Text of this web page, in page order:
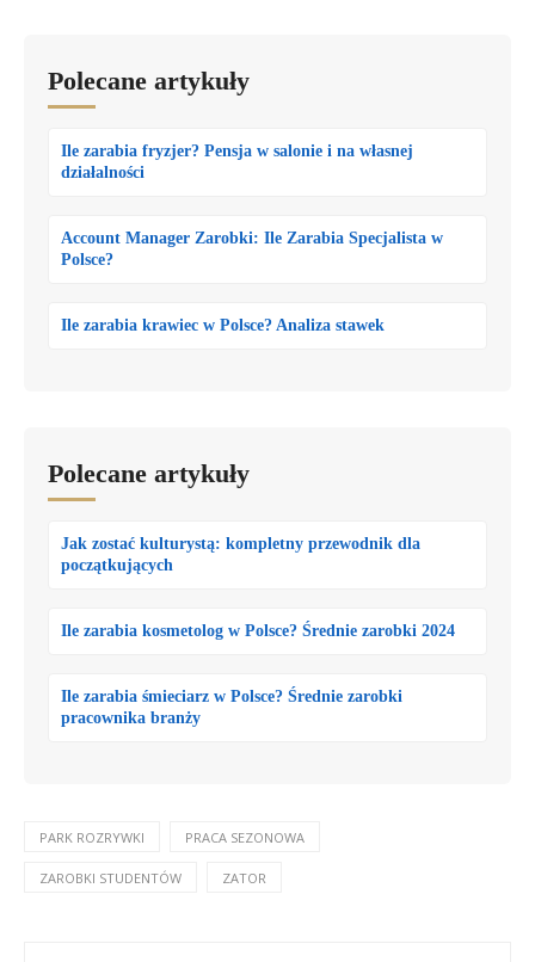
Polecane artykuły
Ile zarabia fryzjer? Pensja w salonie i na własnej
działalności
Account Manager Zarobki: Ile Zarabia Specjalista w
Polsce?
Ile zarabia krawiec w Polsce? Analiza stawek
Polecane artykuły
Jak zostać kulturystą: kompletny przewodnik dla
początkujących
Ile zarabia kosmetolog w Polsce? Średnie zarobki 2024
Ile zarabia śmieciarz w Polsce? Średnie zarobki
pracownika branży
PARK ROZRYWKI PRACA SEZONOWA
ZAROBKI STUDENTÓW ZATOR